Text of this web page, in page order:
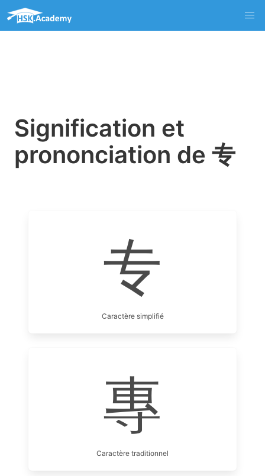
Signification et
prononciation de 专
专
Caractère simplifié
專
Caractère traditionnel